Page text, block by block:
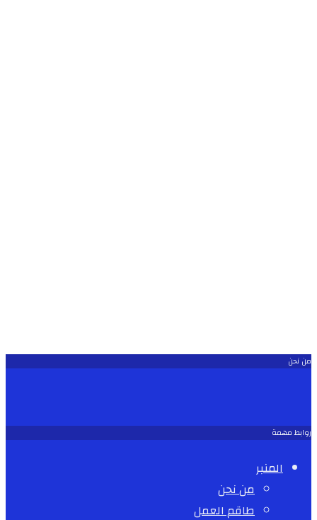
من نحن
روابط مهمة
المنبر
من نحن
طاقم العمل